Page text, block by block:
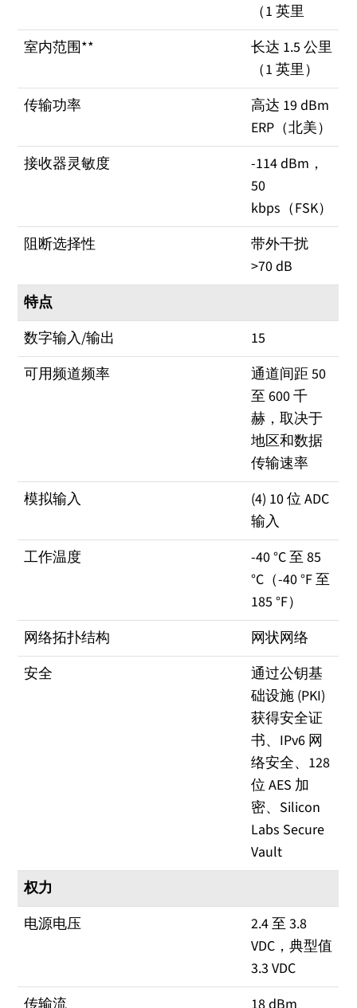
（1 英里
室内范围**
长达 1.5 公里
（1 英里）
传输功率
高达 19 dBm
ERP（北美）
接收器灵敏度
-114 dBm，
50
kbps（FSK）
阻断选择性
带外干扰
>70 dB
特点
数字输入/输出
15
可用频道频率
通道间距 50
至 600 千
赫，取决于
地区和数据
传输速率
模拟输入
(4) 10 位 ADC
输入
工作温度
-40 °C 至 85
°C（-40 °F 至
185 °F）
网络拓扑结构
网状网络
安全
通过公钥基
础设施 (PKI)
获得安全证
书、IPv6 网
络安全、128
位 AES 加
密、Silicon
Labs Secure
Vault
权力
电源电压
2.4 至 3.8
VDC，典型值
3.3 VDC